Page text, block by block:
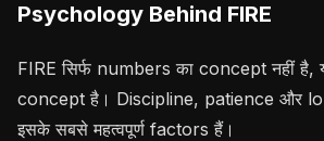
Psychology Behind FIRE
FIRE सिर्फ numbers का concept नहीं है,
concept है। Discipline, patience और
इसके सबसे महत्वपूर्ण factors हैं।